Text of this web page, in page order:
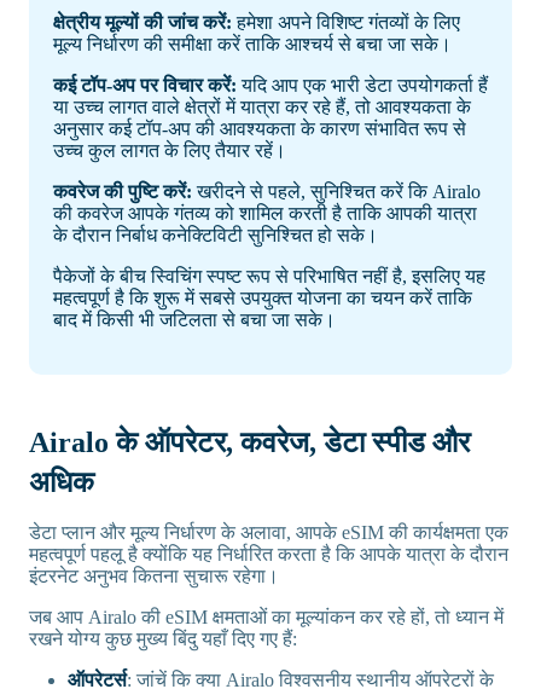
क्षेत्रीय मूल्यों की जांच करें:हमेशा अपने विशिष्ट गंतव्यों के लिए
मूल्य निर्धारण की समीक्षा करें ताकि आश्चर्य से बचा जा सके।
कई टॉप-अप पर विचार करें:यदि आप एक भारी डेटा उपयोगकर्ता हैं
या उच्च लागत वाले क्षेत्रों में यात्रा कर रहे हैं, तो आवश्यकता के
अनुसार कई टॉप-अप की आवश्यकता के कारण संभावित रूप से
उच्च कुल लागत के लिए तैयार रहें।
कवरेज की पुष्टि करें:खरीदने से पहले, सुनिश्चित करें कि Airalo
की कवरेज आपके गंतव्य को शामिल करती है ताकि आपकी यात्रा
के दौरान निर्बाध कनेक्टिविटी सुनिश्चित हो सके।
पैकेजों के बीच स्विचिंग स्पष्ट रूप से परिभाषित नहीं है, इसलिए यह
महत्वपूर्ण है कि शुरू में सबसे उपयुक्त योजना का चयन करें ताकि
बाद में किसी भी जटिलता से बचा जा सके।
Airalo के ऑपरेटर, कवरेज, डेटा स्पीड और
अधिक
डेटा प्लान और मूल्य निर्धारण के अलावा, आपके eSIM की कार्यक्षमता एक
महत्वपूर्ण पहलू है क्योंकि यह निर्धारित करता है कि आपके यात्रा के दौरान
इंटरनेट अनुभव कितना सुचारू रहेगा।
जब आप Airalo की eSIM क्षमताओं का मूल्यांकन कर रहे हों, तो ध्यान में
रखने योग्य कुछ मुख्य बिंदु यहाँ दिए गए हैं:
ऑपरेटर्स: जांचें कि क्या Airalo विश्वसनीय स्थानीय ऑपरेटरों के